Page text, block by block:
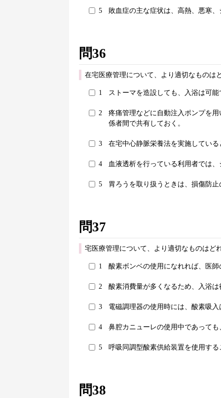
5 敗血症の主な症状は、高熱、悪寒
問36
在宅医療管理について、より適切なものは
1 ストーマを造設しても、入浴は可能
2
疼痛管理などに自動注入ポンプを
係者間で共有しておく。
3 在宅中心静脈栄養法を実施してい
4 血液透析を行っている利用者では
5 胃ろうを取り扱うときは、損傷防
問37
宅医療管理について、より適切なものはど
1 酸素ボンベの使用になれれば、医
2 酸素消費量が多くなるため、入浴は
3 電磁調理器の使用時には、酸素吸
4 鼻腔カニューレの使用中であって
5 呼吸同調型酸素供給装置を使用す
問38